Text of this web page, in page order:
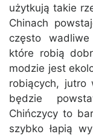
użytkują takie
Chinach
często
które robią
modzie jest
robiących, jutro
będzie
Chińczycy to
szybko łapią